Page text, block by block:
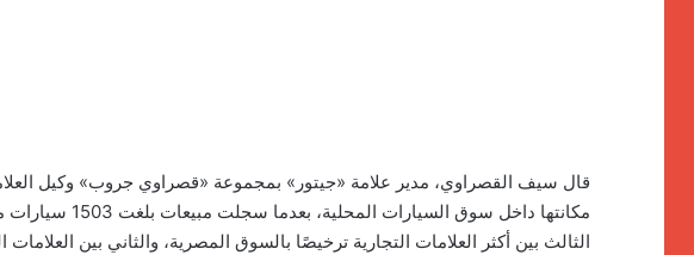
قال سيف القصراوي، مدير علامة «جيتور» بمجموعة «قصراوي جروب» وكيل
الثالث بين أكثر العلامات التجارية ترخيصًا بالسوق المصرية، والثاني بين العلامات